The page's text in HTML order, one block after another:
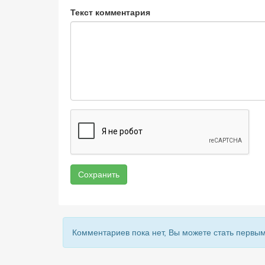
Текст комментария
Сохранить
Комментариев пока нет, Вы можете стать